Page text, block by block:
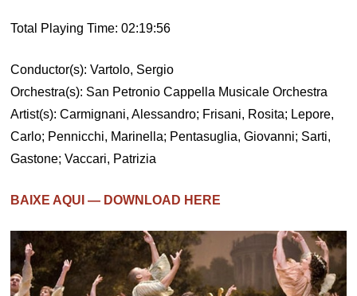
Total Playing Time: 02:19:56
Conductor(s): Vartolo, Sergio
Orchestra(s): San Petronio Cappella Musicale Orchestra
Artist(s): Carmignani, Alessandro; Frisani, Rosita; Lepore,
Carlo; Pennicchi, Marinella; Pentasuglia, Giovanni; Sarti,
Gastone; Vaccari, Patrizia
BAIXE AQUI — DOWNLOAD HERE